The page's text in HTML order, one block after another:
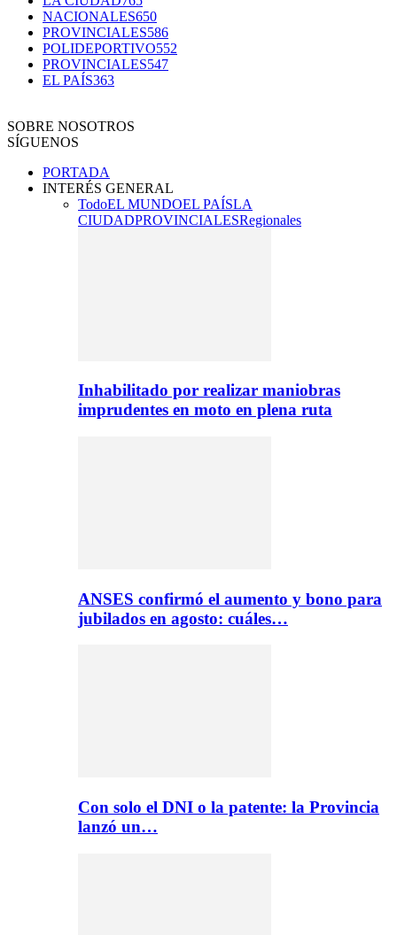
NACIONALES650
PROVINCIALES586
POLIDEPORTIVO552
PROVINCIALES547
EL PAÍS363
SOBRE NOSOTROS
SÍGUENOS
PORTADA
INTERÉS GENERAL
TodoEL MUNDOEL PAÍSLA
CIUDADPROVINCIALESRegionales
Inhabilitado por realizar maniobras
imprudentes en moto en plena ruta
ANSES confirmó el aumento y bono para
jubilados en agosto: cuáles…
Con solo el DNI o la patente: la Provincia
lanzó un…